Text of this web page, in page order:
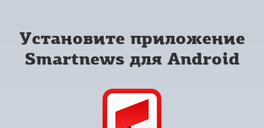
Установите приложение
Smartnews для Android